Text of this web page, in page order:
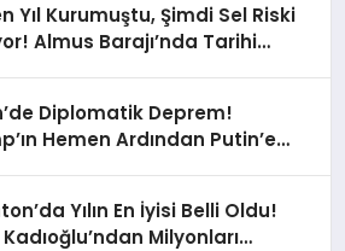
Yıl Kurumuştu, Şimdi Sel Riski
Almus Barajı’nda Tarihi
Diplomatik Deprem!
Hemen Ardından Putin’e
Yılın En İyisi Belli Oldu!
Milyonları